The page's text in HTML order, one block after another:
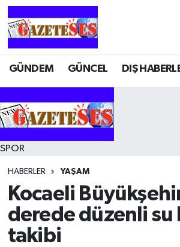
GÜNDEM GÜNCEL DIŞ
SPOR
HABERLER YAŞAM
Kocaeli
derede düzenli su
takibi